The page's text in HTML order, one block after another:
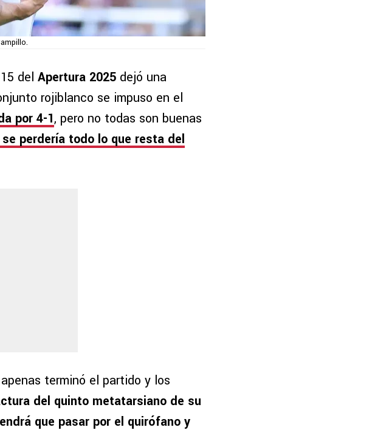
del Apertura 2025 dejó una
rojiblanco se impuso en el
por 4-1, pero no todas son buenas
perdería todo lo que resta del
terminó el partido y los
del quinto metatarsiano de su
que pasar por el quirófano y